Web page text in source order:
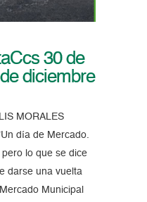
30 de
diciembre
MORALES
día de Mercado.
lo que se dice
darse una vuelta
Municipal